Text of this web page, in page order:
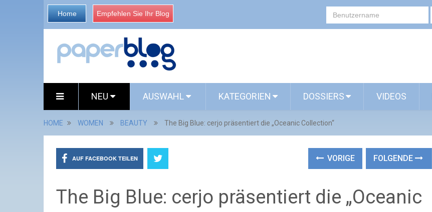
Home Empfehlen Sie Ihr Blog
NEU AUSWAHL KATEGORIEN DOSSIERS VIDEOS
HOME WOMEN BEAUTY The Big Blue: cerjo präsentiert die „Oceanic Collection“
AUF FACEBOOK TEILEN VORIGE FOLGENDE
The Big Blue: cerjo präsentiert die „Oceanic